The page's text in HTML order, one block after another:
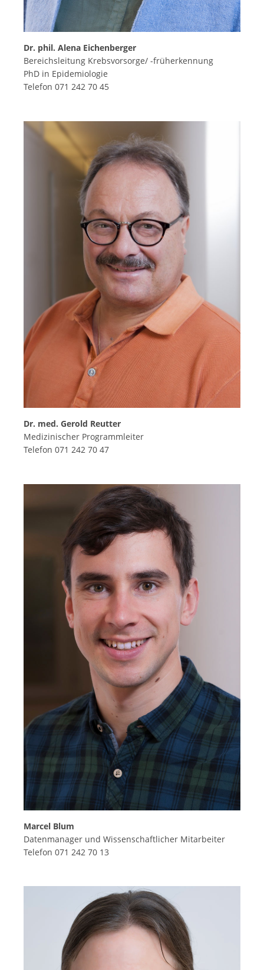
Dr. phil. Alena Eichenberger
Bereichsleitung Krebsvorsorge/ -früherkennung
PhD in Epidemiologie
Telefon 071 242 70 45
Dr. med. Gerold Reutter
Medizinischer Programmleiter
Telefon 071 242 70 47
Marcel Blum
Datenmanager und Wissenschaftlicher Mitarbeiter
Telefon 071 242 70 13